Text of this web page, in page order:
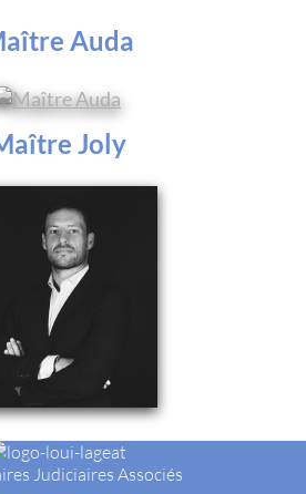
Auda
Joly
Judiciaires Associés